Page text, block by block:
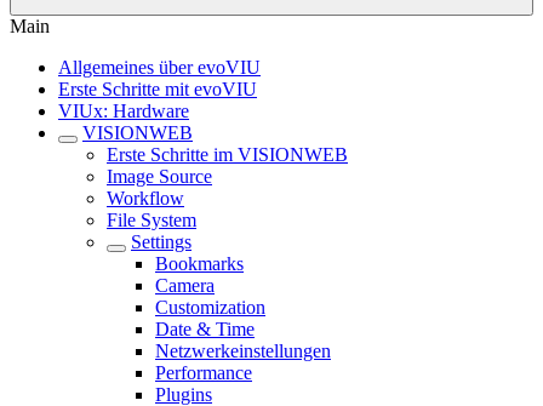
Main
Allgemeines über evoVIU
Erste Schritte mit evoVIU
VIUx: Hardware
VISIONWEB
Erste Schritte im VISIONWEB
Image Source
Workflow
File System
Settings
Bookmarks
Camera
Customization
Date & Time
Netzwerkeinstellungen
Performance
Plugins